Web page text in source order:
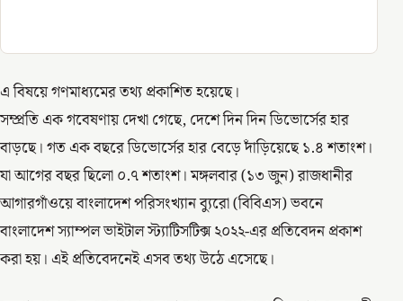
এ বিষয়ে গণমাধ্যমের তথ্য প্রকাশিত হয়েছে।
সম্প্রতি এক গবেষণায় দেখা গেছে, দেশে দিন দিন ডিভোর্সের হার
বাড়ছে। গত এক বছরে ডিভোর্সের হার বেড়ে দাঁড়িয়েছে ১.৪ শতাংশ।
যা আগের বছর ছিলো ০.৭ শতাংশ। মঙ্গলবার (১৩ জুন) রাজধানীর
আগারগাঁওয়ে বাংলাদেশ পরিসংখ্যান ব্যুরো (বিবিএস) ভবনে
বাংলাদেশ স্যাম্পল ভাইটাল স্ট্যাটিসটিক্স ২০২২-এর প্রতিবেদন প্রকাশ
করা হয়। এই প্রতিবেদনেই এসব তথ্য উঠে এসেছে।